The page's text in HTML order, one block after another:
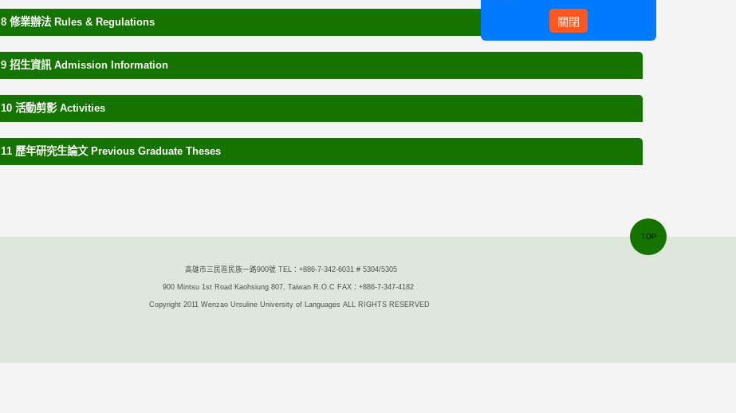
8 修業辦法 Rules & Regulations
9 招生資訊 Admission Information
10 活動剪影 Activities
11 歷年研究生論文 Previous Graduate Theses
高雄市三民區民族一路900號 TEL：+886-7-342-6031 # 5304/5305
900 Mintsu 1st Road Kaohsiung 807, Taiwan R.O.C FAX：+886-7-347-4182
Copyright 2011 Wenzao Ursuline University of Languages ALL RIGHTS RESERVED
TOP
關閉